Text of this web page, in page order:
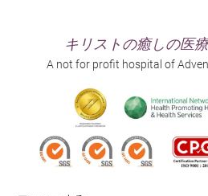
キリストの癒しの医
A not for profit hospital of